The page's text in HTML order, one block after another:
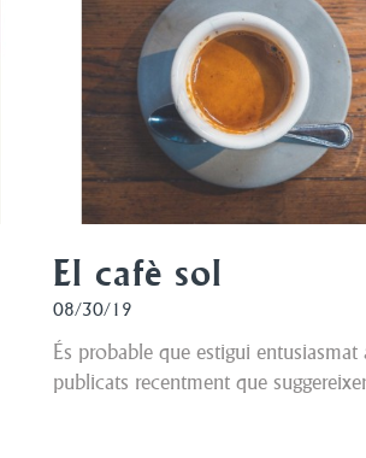
El cafè sol
08/30/19
És probable que estigui
publicats recentment que